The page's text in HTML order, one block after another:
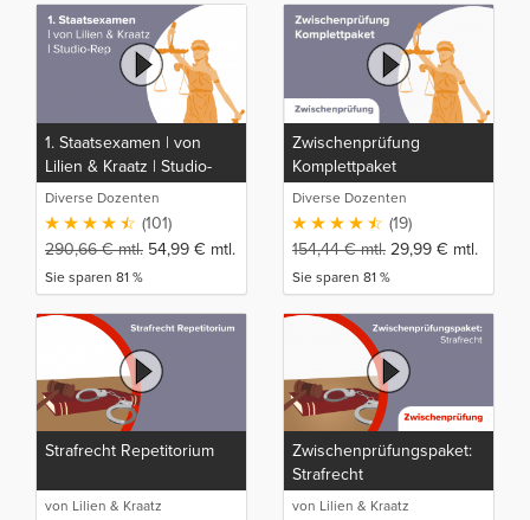
1. Staatsexamen | von
Lilien & Kraatz | Studio-
Rep
Diverse Dozenten
(101)
290,66€mtl. 54,99 € mtl.
Sie sparen 81 %
Zwischenprüfung
Komplettpaket
Diverse Dozenten
(19)
154,44€mtl. 29,99 € mtl.
Sie sparen 81 %
Strafrecht Repetitorium
von Lilien & Kraatz
Zwischenprüfungspaket:
Strafrecht
von Lilien & Kraatz